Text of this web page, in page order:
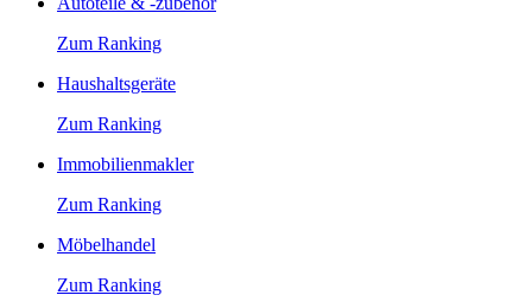
Zum Ranking
Haushaltsgeräte
Zum Ranking
Immobilienmakler
Zum Ranking
Möbelhandel
Zum Ranking